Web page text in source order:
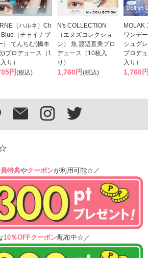
（ハルネ）Ch
（チャイナブ
） てんちむ(橋本
)プロデュース（1
り）
円(税込)
N's COLLECTION
（エヌズコレクショ
ン） 魚 渡辺直美プロ
デュース（10枚入
り）
1,760円(税込)
MOLAK
ワンデ
シュグ
プロデ
入り）
1,760
特典やクーポンが利用可能☆／
10％OFFクーポン配布中☆／